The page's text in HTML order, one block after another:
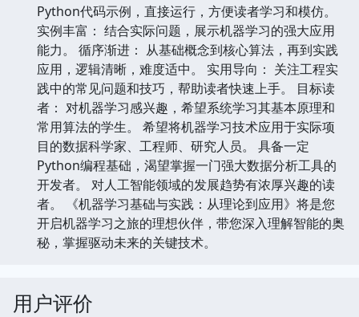
Python代码示例，直接运行，方便读者学习和模仿。
实例丰富： 结合实际问题，展示机器学习的强大应用
能力。 循序渐进： 从基础概念到核心算法，再到实践
应用，逻辑清晰，难度适中。 实用导向： 关注工程实
践中的常见问题和技巧，帮助读者快速上手。 目标读
者： 对机器学习感兴趣，希望系统学习其基本原理和
常用算法的学生。 希望将机器学习技术应用于实际项
目的数据科学家、工程师、研究人员。 具备一定
Python编程基础，渴望掌握一门强大数据分析工具的
开发者。 对人工智能领域的发展趋势有浓厚兴趣的读
者。 《机器学习基础与实践：从理论到应用》将是您
开启机器学习之旅的理想伙伴，带您深入理解智能的奥
秘，掌握驱动未来的关键技术。
用户评价